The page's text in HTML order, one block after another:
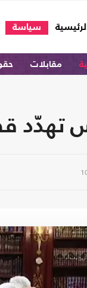
الرئيسية
(current) سياسة
مقابلات